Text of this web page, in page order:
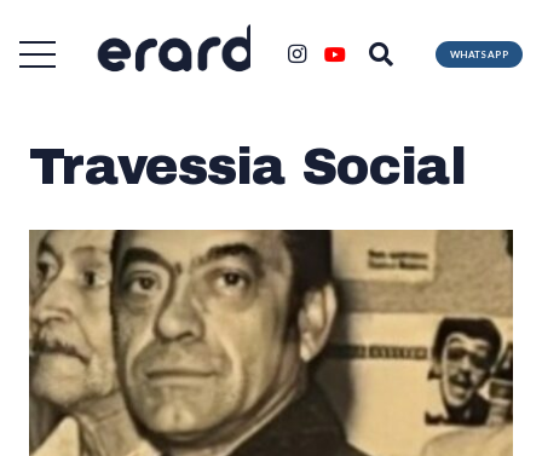
WHATSAPP
Travessia Social